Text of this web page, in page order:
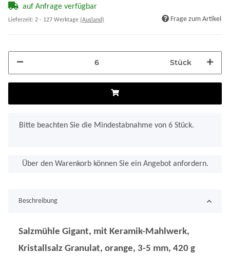
auf Anfrage verfügbar
Lieferzeit: 2 - 127 Werktage (Ausland) Frage zum Artikel
Stück
xBitte beachten Sie die Mindestabnahme von 6 Stück.
Über den Warenkorb können Sie ein Angebot anfordern.
Beschreibung
Salzmühle Gigant, mit Keramik-Mahlwerk,
Kristallsalz Granulat, orange, 3-5 mm, 420 g